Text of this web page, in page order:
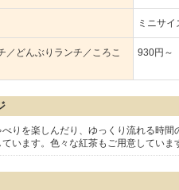
ミニサ
／どんぶりランチ／ころこ
930円～
りを楽しんだり、ゆっくり流れる時
います。色々な紅茶もご用意していま